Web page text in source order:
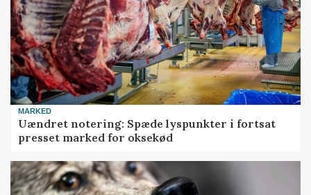
MARKED
Uændret notering: Spæde lyspunkter i fortsat
presset marked for oksekød